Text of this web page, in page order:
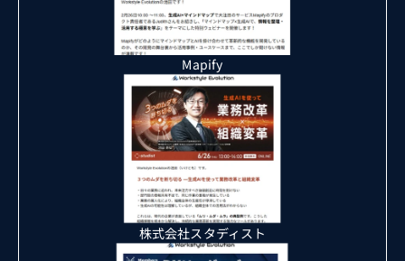
Mapify
株式会社スタディスト